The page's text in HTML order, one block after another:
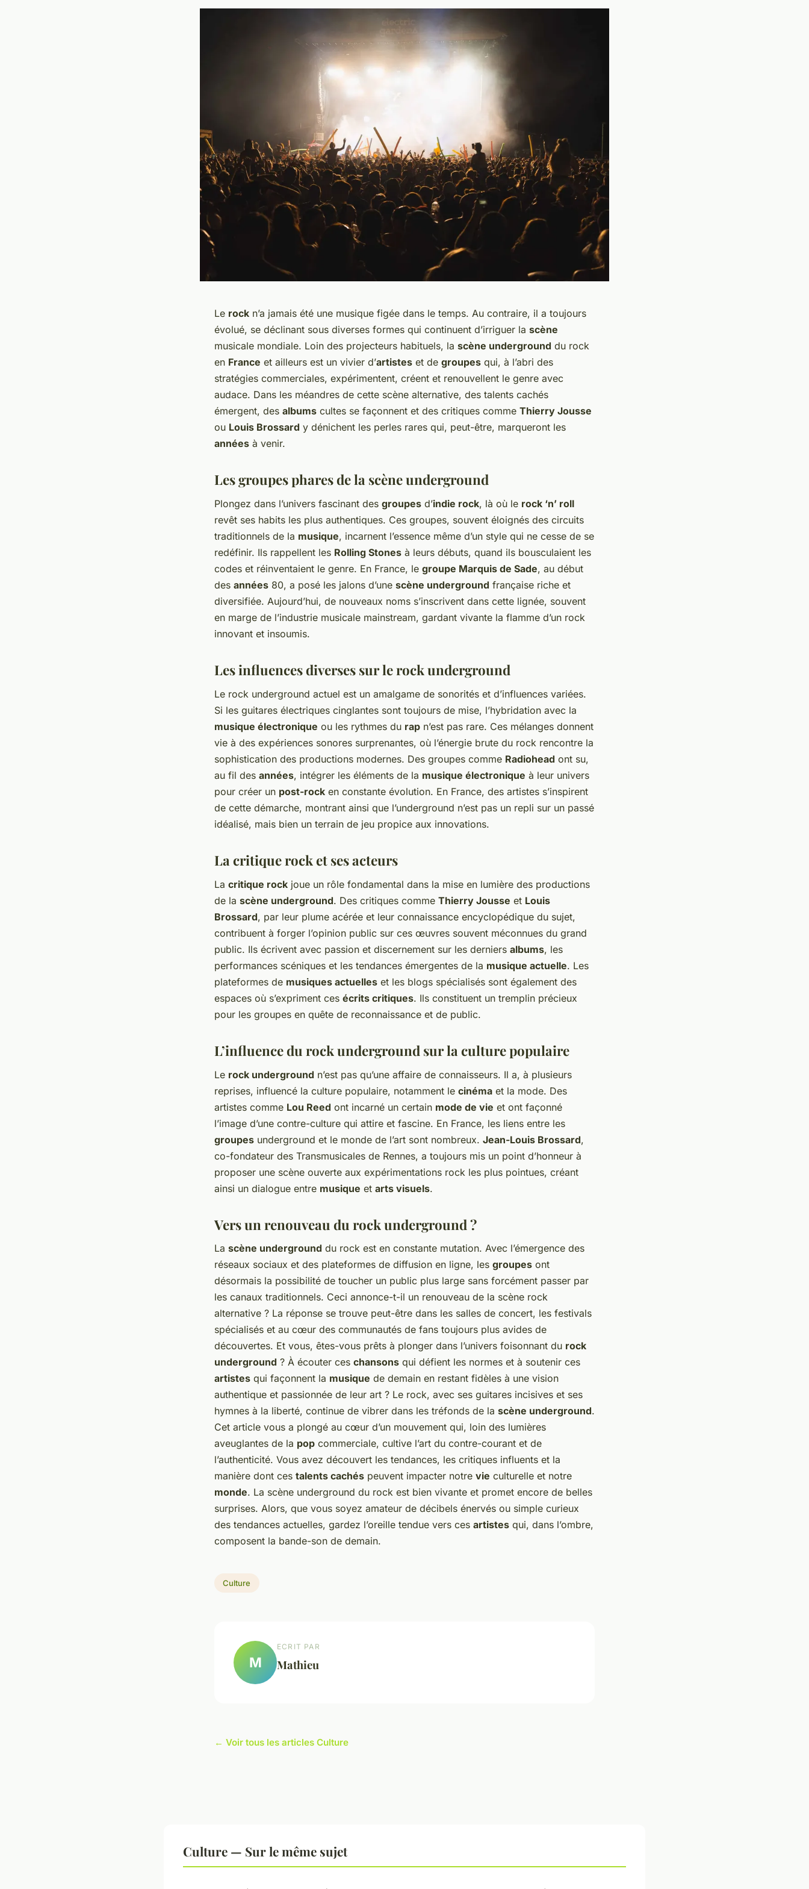
Le rock n’a jamais été une musique figée dans le temps. Au contraire, il a toujours
évolué, se déclinant sous diverses formes qui continuent d’irriguer la scène
musicale mondiale. Loin des projecteurs habituels, la scène underground du rock
en France et ailleurs est un vivier d’artistes et de groupes qui, à l’abri des
stratégies commerciales, expérimentent, créent et renouvellent le genre avec
audace. Dans les méandres de cette scène alternative, des talents cachés
émergent, des albums cultes se façonnent et des critiques comme Thierry Jousse
ou Louis Brossard y dénichent les perles rares qui, peut-être, marqueront les
années à venir.
Les groupes phares de la scène underground
Plongez dans l’univers fascinant des groupes d’indie rock, là où le rock ‘n’ roll
revêt ses habits les plus authentiques. Ces groupes, souvent éloignés des circuits
traditionnels de la musique, incarnent l’essence même d’un style qui ne cesse de se
redéfinir. Ils rappellent les Rolling Stones à leurs débuts, quand ils bousculaient les
codes et réinventaient le genre. En France, le groupe Marquis de Sade, au début
des années 80, a posé les jalons d’une scène underground française riche et
diversifiée. Aujourd’hui, de nouveaux noms s’inscrivent dans cette lignée, souvent
en marge de l’industrie musicale mainstream, gardant vivante la flamme d’un rock
innovant et insoumis.
Les influences diverses sur le rock underground
Le rock underground actuel est un amalgame de sonorités et d’influences variées.
Si les guitares électriques cinglantes sont toujours de mise, l’hybridation avec la
musique électronique ou les rythmes du rap n’est pas rare. Ces mélanges donnent
vie à des expériences sonores surprenantes, où l’énergie brute du rock rencontre la
sophistication des productions modernes. Des groupes comme Radiohead ont su,
au fil des années, intégrer les éléments de la musique électronique à leur univers
pour créer un post-rock en constante évolution. En France, des artistes s’inspirent
de cette démarche, montrant ainsi que l’underground n’est pas un repli sur un passé
idéalisé, mais bien un terrain de jeu propice aux innovations.
La critique rock et ses acteurs
La critique rock joue un rôle fondamental dans la mise en lumière des productions
de la scène underground. Des critiques comme Thierry Jousse et Louis
Brossard, par leur plume acérée et leur connaissance encyclopédique du sujet,
contribuent à forger l’opinion public sur ces œuvres souvent méconnues du grand
public. Ils écrivent avec passion et discernement sur les derniers albums, les
performances scéniques et les tendances émergentes de la musique actuelle. Les
plateformes de musiques actuelles et les blogs spécialisés sont également des
espaces où s’expriment ces écrits critiques. Ils constituent un tremplin précieux
pour les groupes en quête de reconnaissance et de public.
L’influence du rock underground sur la culture populaire
Le rock underground n’est pas qu’une affaire de connaisseurs. Il a, à plusieurs
reprises, influencé la culture populaire, notamment le cinéma et la mode. Des
artistes comme Lou Reed ont incarné un certain mode de vie et ont façonné
l’image d’une contre-culture qui attire et fascine. En France, les liens entre les
groupes underground et le monde de l’art sont nombreux. Jean-Louis Brossard,
co-fondateur des Transmusicales de Rennes, a toujours mis un point d’honneur à
proposer une scène ouverte aux expérimentations rock les plus pointues, créant
ainsi un dialogue entre musique et arts visuels.
Vers un renouveau du rock underground ?
La scène underground du rock est en constante mutation. Avec l’émergence des
réseaux sociaux et des plateformes de diffusion en ligne, les groupes ont
désormais la possibilité de toucher un public plus large sans forcément passer par
les canaux traditionnels. Ceci annonce-t-il un renouveau de la scène rock
alternative ? La réponse se trouve peut-être dans les salles de concert, les festivals
spécialisés et au cœur des communautés de fans toujours plus avides de
découvertes. Et vous, êtes-vous prêts à plonger dans l’univers foisonnant du rock
underground ? À écouter ces chansons qui défient les normes et à soutenir ces
artistes qui façonnent la musique de demain en restant fidèles à une vision
authentique et passionnée de leur art ? Le rock, avec ses guitares incisives et ses
hymnes à la liberté, continue de vibrer dans les tréfonds de la scène underground.
Cet article vous a plongé au cœur d’un mouvement qui, loin des lumières
aveuglantes de la pop commerciale, cultive l’art du contre-courant et de
l’authenticité. Vous avez découvert les tendances, les critiques influents et la
manière dont ces talents cachés peuvent impacter notre vie culturelle et notre
monde. La scène underground du rock est bien vivante et promet encore de belles
surprises. Alors, que vous soyez amateur de décibels énervés ou simple curieux
des tendances actuelles, gardez l’oreille tendue vers ces artistes qui, dans l’ombre,
composent la bande-son de demain.
Culture
M
ECRIT PAR
Mathieu
← Voir tous les articles Culture
Culture — Sur le même sujet